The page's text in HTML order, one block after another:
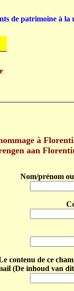
à
aan
Nom/prénom
contenu de ce
(De inhoud van
de patrimoine à la